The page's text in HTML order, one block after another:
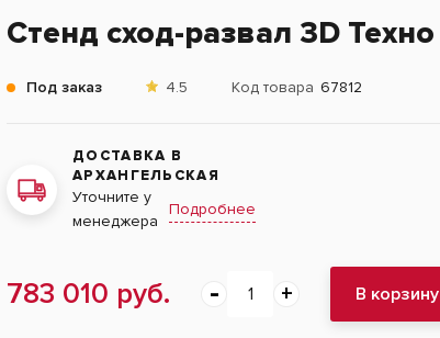
Стенд сход-развал 3D
Под заказ 4.5 Код товара 67812
ДОСТАВКА В
АРХАНГЕЛЬСКАЯ
Уточните у
менеджера
Подробнее
783 010 руб. В корзину